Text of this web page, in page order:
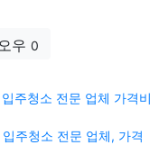
우 0
주청소 전문 업체 가격비
주청소 전문 업체, 가격